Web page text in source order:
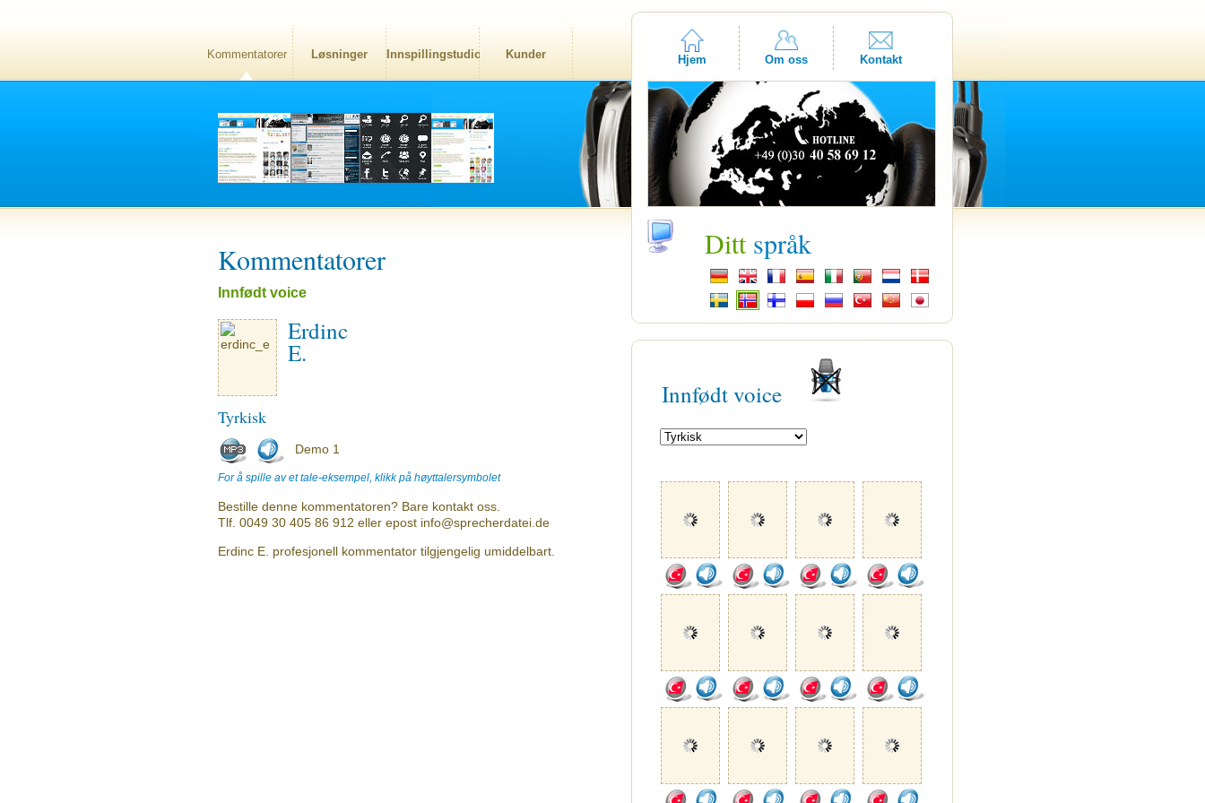
Kommentatorer Løsninger Innspillingstudio Kunder Hjem Om oss Kontakt
Kommentatorer
Innfødt voice
Erdinc
E.
Tyrkisk
Demo 1
For å spille av et tale-eksempel, klikk på høyttalersymbolet
Bestille denne kommentatoren? Bare kontakt oss.
Tlf. 0049 30 405 86 912 eller epost info@sprecherdatei.de
Erdinc E. profesjonell kommentator tilgjengelig umiddelbart.
Ditt språk
Innfødt voice